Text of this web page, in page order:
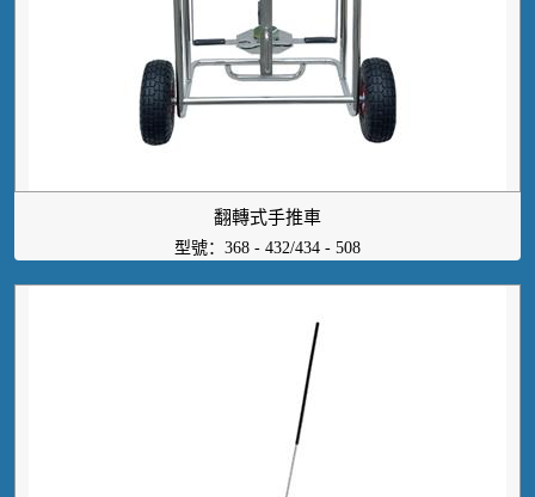
翻轉式手推車
型號：368 - 432/434 - 508